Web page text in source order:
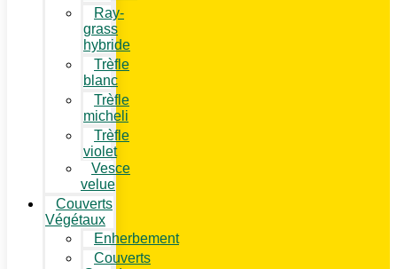
Ray-
grass
hybride
Trèfle
blanc
Trèfle
micheli
Trèfle
violet
Vesce
velue
Couverts
Végétaux
Enherbement
Couverts